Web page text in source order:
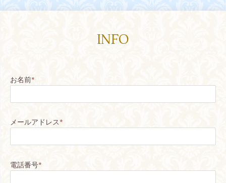
INFO
お名前*
メールアドレス*
電話番号*